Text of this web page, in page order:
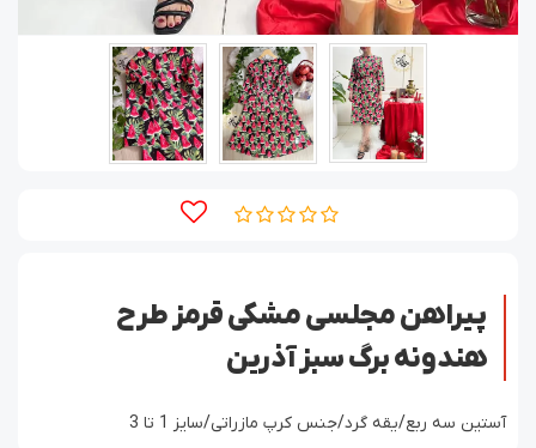
پیراهن مجلسی مشکی قرمز طرح
هندونه برگ سبز آذرین
آستین سه ربع/یقه گرد/جنس کرپ مازراتی/سایز 1 تا 3